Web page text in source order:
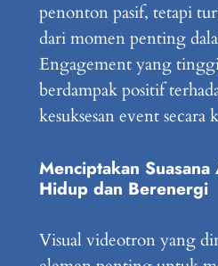
penonton pasif, tetapi
dari momen penting
Engagement yang
berdampak positif
kesuksesan event secara
Menciptakan
Hidup dan Berenergi
Visual videotron yang